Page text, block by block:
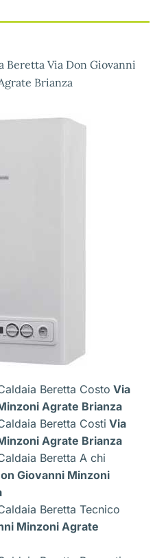
Beretta Via Don Giovanni
Brianza
Beretta Costo Via
Agrate Brianza
Beretta Costi Via
Agrate Brianza
Beretta A chi
Giovanni Minzoni
Beretta Tecnico
Minzoni Agrate